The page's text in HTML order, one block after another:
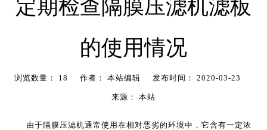
定期检查隔膜压滤机滤板
的使用情况
浏览数量： 18 作者： 本站编辑 发布时间： 2020-03-23
来源： 本站
["wechat","weibo","qzone","douban","email"]
由于隔膜压滤机通常使用在相对恶劣的环境中，它含有一定浓